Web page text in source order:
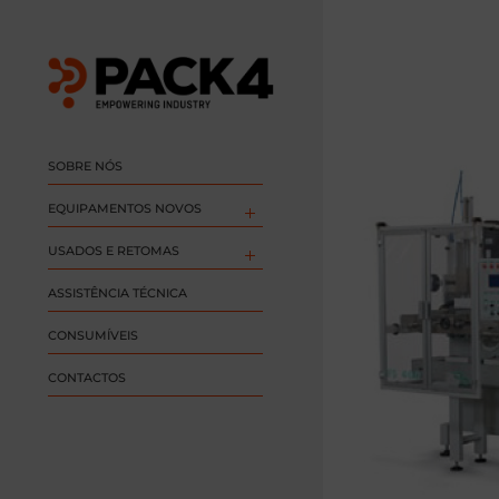
SOBRE NÓS
EQUIPAMENTOS NOVOS
USADOS E RETOMAS
ASSISTÊNCIA TÉCNICA
CONSUMÍVEIS
CONTACTOS